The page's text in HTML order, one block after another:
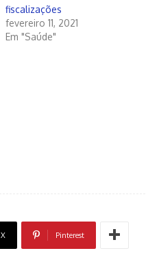
fiscalizações
fevereiro 11, 2021
Em "Saúde"
X Pinterest